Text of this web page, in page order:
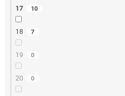
17 10
18 7
19 0
20 0